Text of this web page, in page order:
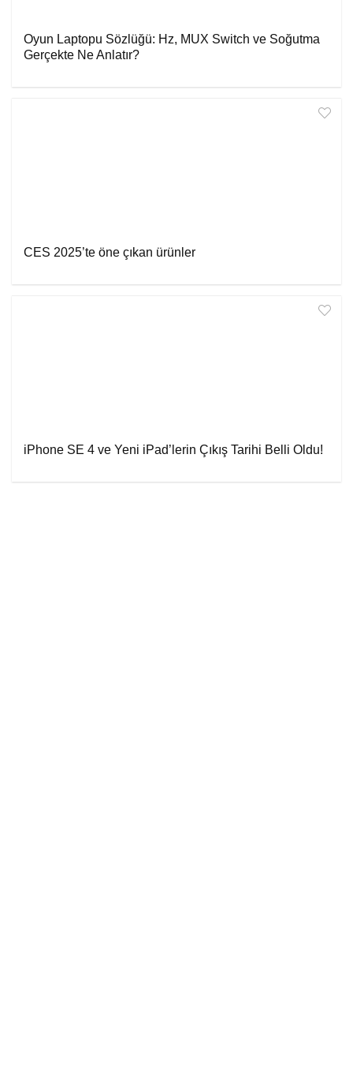
Oyun Laptopu Sözlüğü: Hz, MUX Switch ve Soğutma
Gerçekte Ne Anlatır?
CES 2025’te öne çıkan ürünler
iPhone SE 4 ve Yeni iPad’lerin Çıkış Tarihi Belli Oldu!